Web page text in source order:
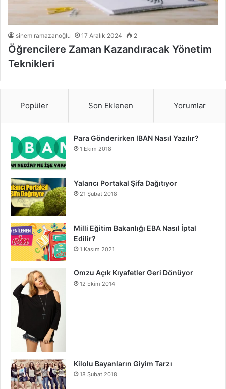
sinem ramazanoğlu 17 Aralık 2024 2
Öğrencilere Zaman Kazandıracak Yönetim
Teknikleri
Popüler Son Eklenen Yorumlar
Para Gönderirken IBAN Nasıl Yazılır?
1 Ekim 2018
Yalancı Portakal Şifa Dağıtıyor
21 Şubat 2018
Milli Eğitim Bakanlığı EBA Nasıl İptal
Edilir?
1 Kasım 2021
Omzu Açık Kıyafetler Geri Dönüyor
12 Ekim 2014
Kilolu Bayanların Giyim Tarzı
18 Şubat 2018